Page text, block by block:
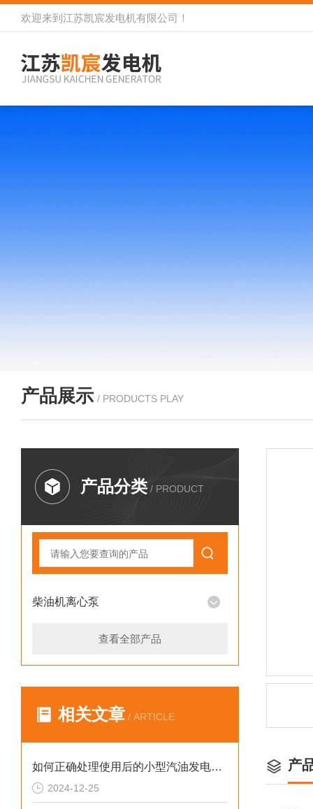
欢迎来到 江苏凯宸发电机有限公司 ！
产品展示 / PRODUCTS PLAY
产品分类 / PRODUCT
柴油机离心泵
查看全部产品
相关文章 / ARTICLE
如何正确处理使用后的小型汽油发电机？
2024-12-25
产